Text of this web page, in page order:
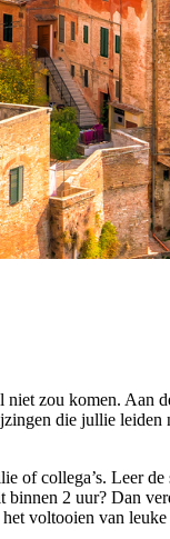
zou komen. Aan
die jullie leiden
of collega’s. Leer de
binnen 2 uur? Dan
voltooien van